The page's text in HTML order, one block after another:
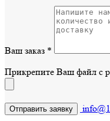
Ваш заказ *
Прикрепите Ваш файл с